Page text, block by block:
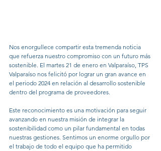
Nos enorgullece compartir esta tremenda noticia
que refuerza nuestro compromiso con un futuro más
sostenible. El martes 21 de enero en Valparaíso, TPS
Valparaíso nos felicitó por lograr un gran avance en
el periodo 2024 en relación al desarrollo sostenible
dentro del programa de proveedores.
Este reconocimiento es una motivación para seguir
avanzando en nuestra misión de integrar la
sostenibilidad como un pilar fundamental en todas
nuestras gestiones. Sentimos un enorme orgullo por
el trabajo de todo el equipo que ha permitido